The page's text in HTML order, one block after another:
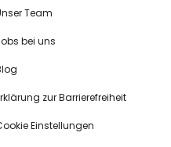
Team
bei uns
zur Barrierefreiheit
Einstellungen